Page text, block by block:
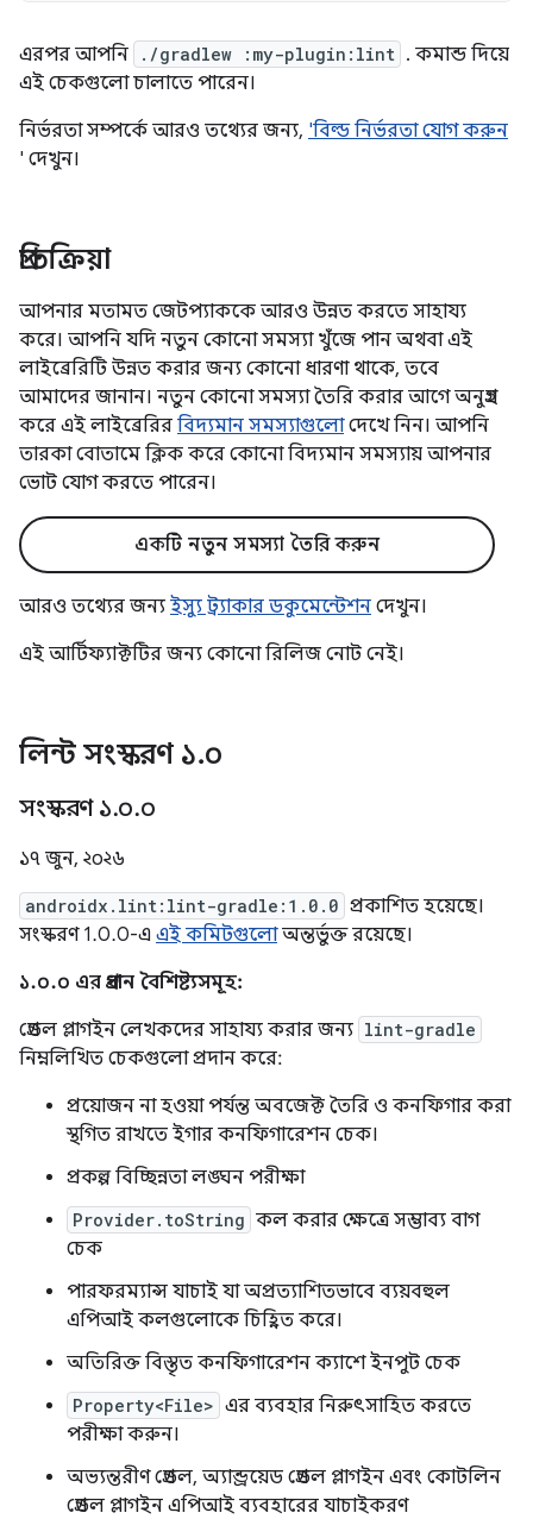
এরপর আপনি ./gradlew :my-plugin:lint . কমান্ড দিয়ে
এই চেকগুলো চালাতে পারেন।
নির্ভরতা সম্পর্কে আরও তথ্যের জন্য, 'বিল্ড নির্ভরতা যোগ করুন
' দেখুন।
প্রতিক্রিয়া
আপনার মতামত জেটপ্যাককে আরও উন্নত করতে সাহায্য
করে। আপনি যদি নতুন কোনো সমস্যা খুঁজে পান অথবা এই
লাইব্রেরিটি উন্নত করার জন্য কোনো ধারণা থাকে, তবে
আমাদের জানান। নতুন কোনো সমস্যা তৈরি করার আগে অনুগ্রহ
করে এই লাইব্রেরির বিদ্যমান সমস্যাগুলোদেখে নিন। আপনি
তারকা বোতামে ক্লিক করে কোনো বিদ্যমান সমস্যায় আপনার
ভোট যোগ করতে পারেন।
একটি নতুন সমস্যা তৈরি করুন
আরও তথ্যের জন্য ইস্যু ট্র্যাকার ডকুমেন্টেশন দেখুন।
এই আর্টিফ্যাক্টটির জন্য কোনো রিলিজ নোট নেই।
লিন্ট সংস্করণ ১.০
সংস্করণ ১.০.০
১৭ জুন, ২০২৬
androidx.lint:lint-gradle:1.0.0 প্রকাশিত হয়েছে।
সংস্করণ 1.0.0-এ এই কমিটগুলোঅন্তর্ভুক্ত রয়েছে।
১.০.০ এর প্রধান বৈশিষ্ট্যসমূহ:
গ্রেডল প্লাগইন লেখকদের সাহায্য করার জন্য lint-gradle
নিম্নলিখিত চেকগুলো প্রদান করে:
প্রয়োজন না হওয়া পর্যন্ত অবজেক্ট তৈরি ও কনফিগার করা
স্থগিত রাখতে ইগার কনফিগারেশন চেক।
প্রকল্প বিচ্ছিন্নতা লঙ্ঘন পরীক্ষা
Provider.toString কল করার ক্ষেত্রে সম্ভাব্য বাগ
চেক
পারফরম্যান্স যাচাই যা অপ্রত্যাশিতভাবে ব্যয়বহুল
এপিআই কলগুলোকে চিহ্নিত করে।
অতিরিক্ত বিস্তৃত কনফিগারেশন ক্যাশে ইনপুট চেক
Property<File> এর ব্যবহার নিরুৎসাহিত করতে
পরীক্ষা করুন।
অভ্যন্তরীণ গ্রেডল, অ্যান্ড্রয়েড গ্রেডল প্লাগইন এবং কোটলিন
গ্রেডল প্লাগইন এপিআই ব্যবহারের যাচাইকরণ